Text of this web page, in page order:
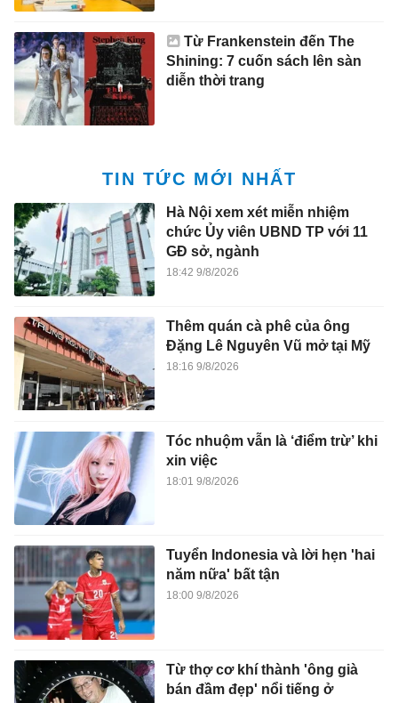
Từ Frankenstein đến The
Shining: 7 cuốn sách lên sàn
diễn thời trang
TIN TỨC MỚI NHẤT
Hà Nội xem xét miễn nhiệm
chức Ủy viên UBND TP với 11
GĐ sở, ngành
18:42 9/8/2026
Thêm quán cà phê của ông
Đặng Lê Nguyên Vũ mở tại Mỹ
18:16 9/8/2026
Tóc nhuộm vẫn là ‘điểm trừ’ khi
xin việc
18:01 9/8/2026
Tuyển Indonesia và lời hẹn 'hai
năm nữa' bất tận
18:00 9/8/2026
Từ thợ cơ khí thành 'ông già
bán đầm đẹp' nổi tiếng ở